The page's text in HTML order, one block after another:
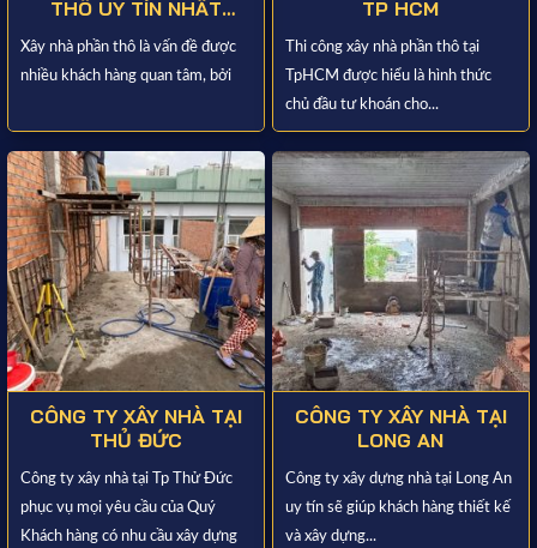
THÔ UY TÍN NHẤT
TP.HCM
Xây nhà phần thô là vấn đề được
nhiều khách hàng quan tâm, bởi
TP HCM
Thi công xây nhà phần thô tại
TpHCM được hiểu là hình thức
chủ đầu tư khoán cho...
CÔNG TY XÂY NHÀ TẠI
THỦ ĐỨC
Công ty xây nhà tại Tp Thử Đức
phục vụ mọi yêu cầu của Quý
Khách hàng có nhu cầu xây dựng
CÔNG TY XÂY NHÀ TẠI
LONG AN
Công ty xây dựng nhà tại Long An
uy tín sẽ giúp khách hàng thiết kế
và xây dựng...